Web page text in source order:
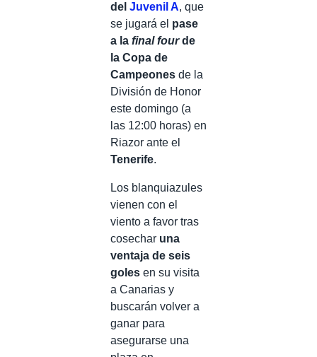
del Juvenil A, que
se jugará el pase
a la final fourde
la Copa de
Campeones de la
División de Honor
este domingo (a
las 12:00 horas) en
Riazor ante el
Tenerife.
Los blanquiazules
vienen con el
viento a favor tras
cosechar una
ventaja de seis
goles en su visita
a Canarias y
buscarán volver a
ganar para
asegurarse una